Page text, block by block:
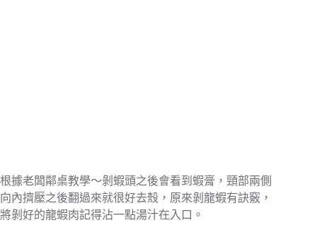
根據老闆鄰桌教學～剝蝦頭之後會看到蝦膏，頸部兩側
向內擠壓之後翻過來就很好去殼，原來剝龍蝦有訣竅，
將剝好的龍蝦肉記得沾一點湯汁在入口。